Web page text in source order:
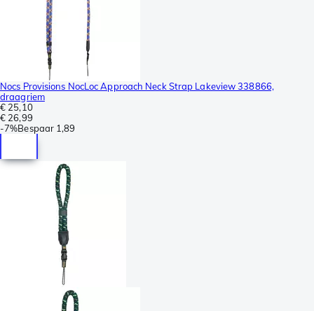
Nocs Provisions NocLoc Approach Neck Strap Lakeview 338866,
draagriem
€ 25,10
€ 26,99
-7%Bespaar 1,89